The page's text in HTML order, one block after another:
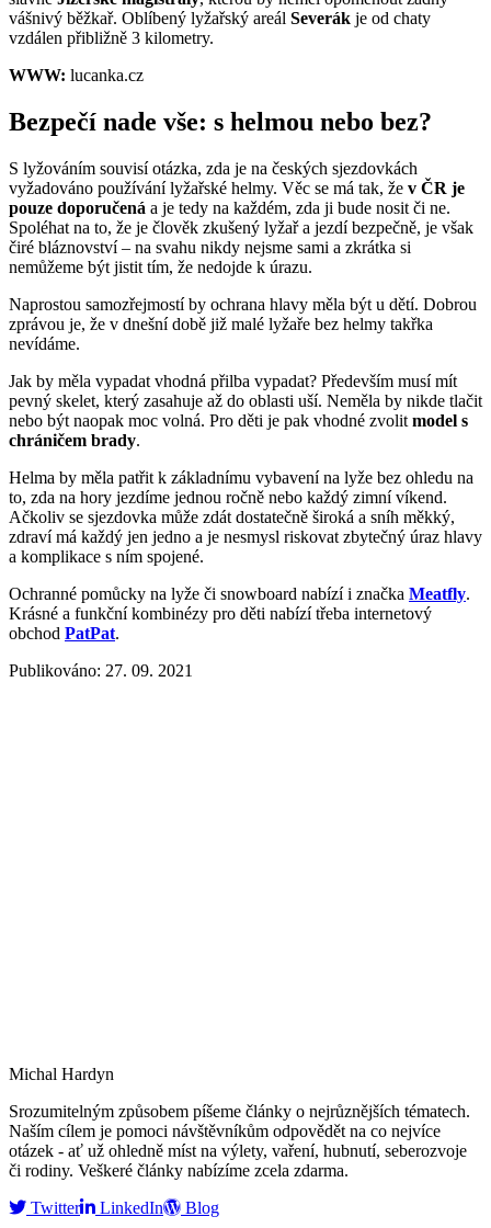
vášnivý běžkař. Oblíbený lyžařský areál Severák je od chaty
vzdálen přibližně 3 kilometry.
WWW: lucanka.cz
Bezpečí nade vše: s helmou nebo bez?
S lyžováním souvisí otázka, zda je na českých sjezdovkách
vyžadováno používání lyžařské helmy. Věc se má tak, že v ČR je
pouze doporučená a je tedy na každém, zda ji bude nosit či ne.
Spoléhat na to, že je člověk zkušený lyžař a jezdí bezpečně, je však
čiré bláznovství – na svahu nikdy nejsme sami a zkrátka si
nemůžeme být jistit tím, že nedojde k úrazu.
Naprostou samozřejmostí by ochrana hlavy měla být u dětí. Dobrou
zprávou je, že v dnešní době již malé lyžaře bez helmy takřka
nevídáme.
Jak by měla vypadat vhodná přilba vypadat? Především musí mít
pevný skelet, který zasahuje až do oblasti uší. Neměla by nikde tlačit
nebo být naopak moc volná. Pro děti je pak vhodné zvolit model s
chráničem brady.
Helma by měla patřit k základnímu vybavení na lyže bez ohledu na
to, zda na hory jezdíme jednou ročně nebo každý zimní víkend.
Ačkoliv se sjezdovka může zdát dostatečně široká a sníh měkký,
zdraví má každý jen jedno a je nesmysl riskovat zbytečný úraz hlavy
a komplikace s ním spojené.
Ochranné pomůcky na lyže či snowboard nabízí i značka Meatfly.
Krásné a funkční kombinézy pro děti nabízí třeba internetový
obchod PatPat.
Publikováno: 27. 09. 2021
Michal Hardyn
Srozumitelným způsobem píšeme články o nejrůznějších tématech.
Naším cílem je pomoci návštěvníkům odpovědět na co nejvíce
otázek - ať už ohledně míst na výlety, vaření, hubnutí, seberozvoje
či rodiny. Veškeré články nabízíme zcela zdarma.
Twitter
LinkedIn Blog